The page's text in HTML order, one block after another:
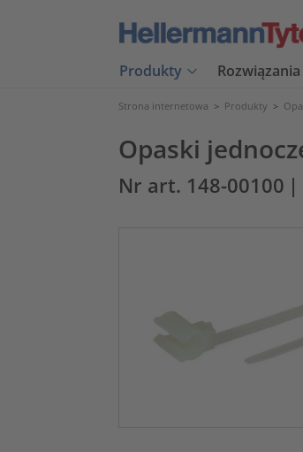
Produkty Rozwiązania
Strona internetowa > Produkty >
Opaski
Nr art. 148-00100 |